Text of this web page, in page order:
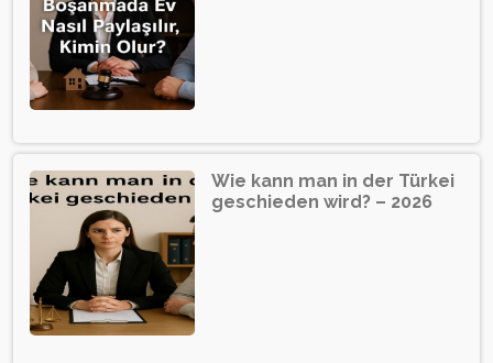
Wie kann man in der Türkei
geschieden wird? – 2026